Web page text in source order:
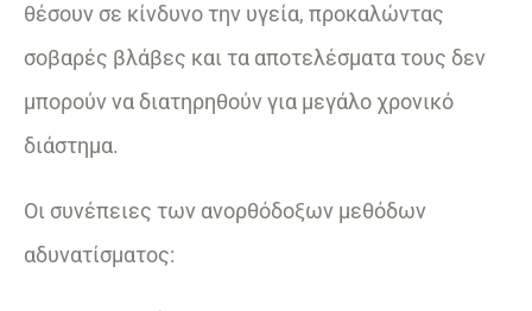
θέσουν σε κίνδυνο την υγεία, προκαλώντας
σοβαρές βλάβες και τα αποτελέσματα τους δεν
μπορούν να διατηρηθούν για μεγάλο χρονικό
διάστημα.
Οι συνέπειες των ανορθόδοξων μεθόδων
αδυνατίσματος: